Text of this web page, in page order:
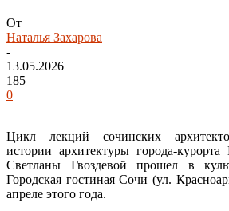
От
Наталья Захарова
-
13.05.2026
185
0
Цикл лекций сочинских
истории архитектуры города-
Светланы Гвоздевой прошел в
Городская гостиная Сочи (ул.
апреле этого года.